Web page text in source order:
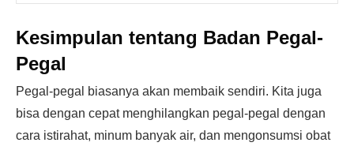
Kesimpulan tentang Badan Pegal-
Pegal
Pegal-pegal biasanya akan membaik sendiri. Kita juga
bisa dengan cepat menghilangkan pegal-pegal dengan
cara istirahat, minum banyak air, dan mengonsumsi obat